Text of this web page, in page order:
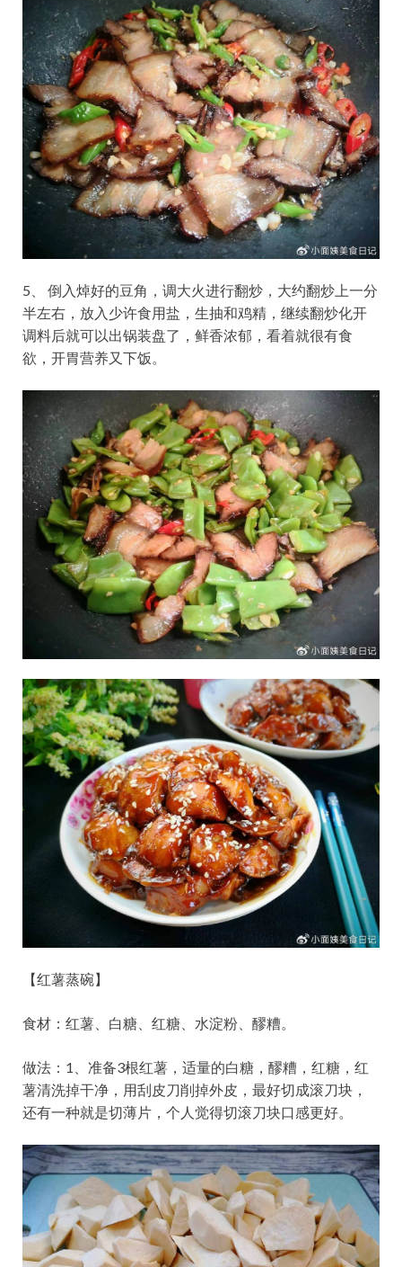
5、 倒入焯好的豆角，调大火进行翻炒，大约翻炒上一分
半左右，放入少许食用盐，生抽和鸡精，继续翻炒化开
调料后就可以出锅装盘了，鲜香浓郁，看着就很有食
欲，开胃营养又下饭。
【红薯蒸碗】
食材：红薯、白糖、红糖、水淀粉、醪糟。
做法：1、准备3根红薯，适量的白糖，醪糟，红糖，红
薯清洗掉干净，用刮皮刀削掉外皮，最好切成滚刀块，
还有一种就是切薄片，个人觉得切滚刀块口感更好。